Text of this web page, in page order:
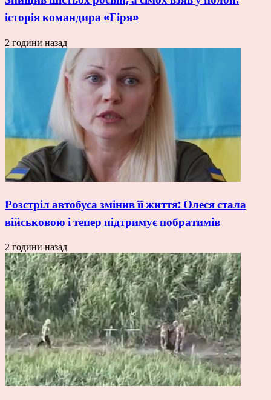
історія командира «Гіря»
2 години назад
Розстріл автобуса змінив її життя: Олеся стала
військовою і тепер підтримує побратимів
2 години назад